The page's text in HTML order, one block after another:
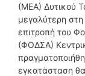
(ΜΕΑ) Δυτικού
μεγαλύτερη
επιτροπή του
(ΦΟΔΣΑ)
εγκατάσταση